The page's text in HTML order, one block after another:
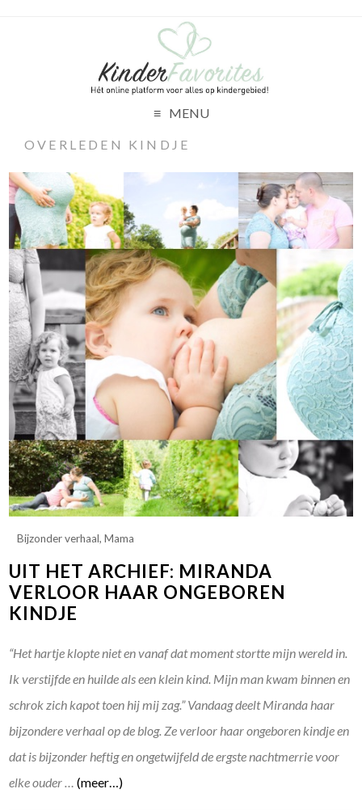
MENU
OVERLEDEN KINDJE
Bijzonder verhaal,Mama
UIT HET ARCHIEF: MIRANDA
VERLOOR HAAR ONGEBOREN
KINDJE
“Het hartje klopte niet en vanaf dat moment stortte mijn wereld in.
Ik verstijfde en huilde als een klein kind. Mijn man kwam binnen en
schrok zich kapot toen hij mij zag.” Vandaag deelt Miranda haar
bijzondere verhaal op de blog. Ze verloor haar ongeboren kindje en
dat is bijzonder heftig en ongetwijfeld de ergste nachtmerrie voor
elke ouder …
(meer…)